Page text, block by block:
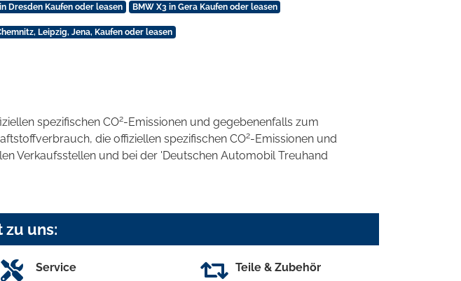
Dresden Kaufen oder leasen BMW X3 in Gera Kaufen oder leasen
Leipzig, Jena, Kaufen oder leasen
spezifischen CO2-Emissionen und gegebenenfalls zum
die offiziellen spezifischen CO2-Emissionen und
Verkaufsstellen und bei der 'Deutschen Automobil Treuhand
zu uns:
Service Teile & Zubehör